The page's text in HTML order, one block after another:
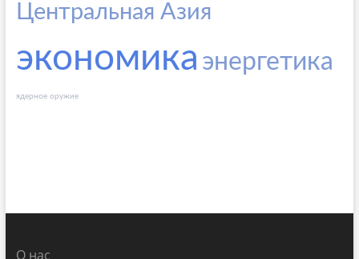
Центральная Азия
экономика энергетика
ядерное оружие
О нас